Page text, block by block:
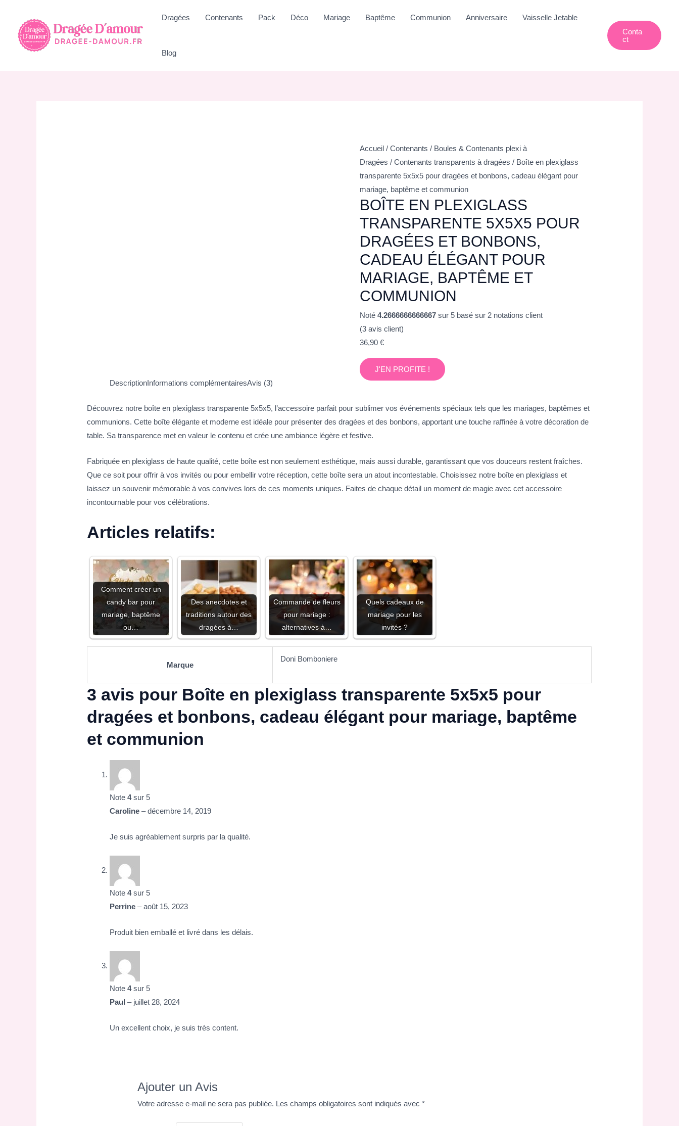
contenu
Dragées Contenants Pack Déco Mariage Baptême Communion Anniversaire Vaisselle Jetable
Blog
Conta
Ct
Accueil / Contenants / Boules & Contenants plexi à
Dragées / Contenants transparents à dragées / Boîte en plexiglass
transparente 5x5x5 pour dragées et bonbons, cadeau élégant pour
mariage, baptême et communion
BOÎTE EN PLEXIGLASS
TRANSPARENTE 5X5X5 POUR
DRAGÉES ET BONBONS,
CADEAU ÉLÉGANT POUR
MARIAGE, BAPTÊME ET
COMMUNION
Noté 4.2666666666667 sur 5 basé sur 2 notations client
(3 avis client)
36,90 €
J'EN PROFITE !
DescriptionInformations complémentairesAvis (3)
Découvrez notre boîte en plexiglass transparente 5x5x5, l’accessoire parfait pour sublimer vos événements spéciaux tels que les mariages, baptêmes et
communions. Cette boîte élégante et moderne est idéale pour présenter des dragées et des bonbons, apportant une touche raffinée à votre décoration de
table. Sa transparence met en valeur le contenu et crée une ambiance légère et festive.
Fabriquée en plexiglass de haute qualité, cette boîte est non seulement esthétique, mais aussi durable, garantissant que vos douceurs restent fraîches.
Que ce soit pour offrir à vos invités ou pour embellir votre réception, cette boîte sera un atout incontestable. Choisissez notre boîte en plexiglass et
laissez un souvenir mémorable à vos convives lors de ces moments uniques. Faites de chaque détail un moment de magie avec cet accessoire
incontournable pour vos célébrations.
Articles relatifs:
Comment créer un
candy bar pour
mariage, baptême
ou…
Des anecdotes et
traditions autour des
dragées à…
Commande de fleurs
pour mariage :
alternatives à…
Quels cadeaux de
mariage pour les
invités ?
Marque
Doni Bomboniere
3 avis pour Boîte en plexiglass transparente 5x5x5 pour
dragées et bonbons, cadeau élégant pour mariage, baptême
et communion
Note4sur 5
Caroline– décembre 14, 2019
Je suis agréablement surpris par la qualité.
Note4sur 5
Perrine– août 15, 2023
Produit bien emballé et livré dans les délais.
Note4sur 5
Paul– juillet 28, 2024
Un excellent choix, je suis très content.
Ajouter un Avis
Votre adresse e-mail ne sera pas publiée. Les champs obligatoires sont indiqués avec*